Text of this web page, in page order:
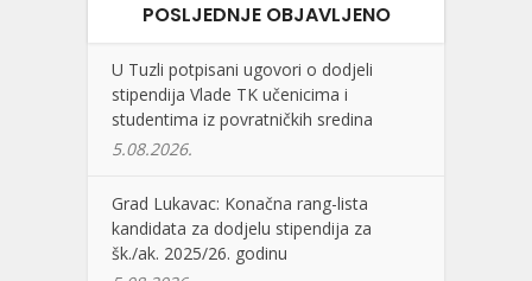
POSLJEDNJE OBJAVLJENO
U Tuzli potpisani ugovori o dodjeli
stipendija Vlade TK učenicima i
studentima iz povratničkih sredina
5.08.2026.
Grad Lukavac: Konačna rang-lista
kandidata za dodjelu stipendija za
šk./ak. 2025/26. godinu